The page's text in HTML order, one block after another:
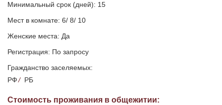
Минимальный срок (дней): 15
Мест в комнате: 6/ 8/ 10
Женские места: Да
Регистрация: По запросу
Гражданство заселяемых:
РФ/ РБ
Стоимость проживания в общежитии: